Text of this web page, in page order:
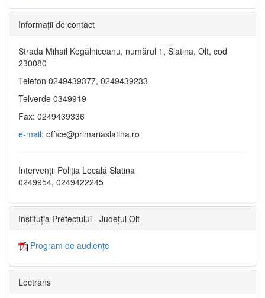
Informaţii de contact
Strada Mihail Kogălniceanu, numărul 1, Slatina, Olt, cod
230080
Telefon 0249439377, 0249439233
Telverde 0349919
Fax: 0249439336
e-mail: office@primariaslatina.ro
Intervenții Poliția Locală Slatina
0249954, 0249422245
Instituția Prefectului - Județul Olt
Program de audiențe
Loctrans